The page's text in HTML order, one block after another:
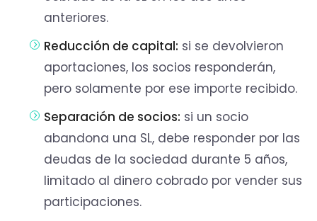
anteriores.
Reducción de capital: si se devolvieron
aportaciones, los socios responderán,
pero solamente por ese importe recibido.
Separación de socios: si un socio
abandona una SL, debe responder por las
deudas de la sociedad durante 5 años,
limitado al dinero cobrado por vender sus
participaciones.